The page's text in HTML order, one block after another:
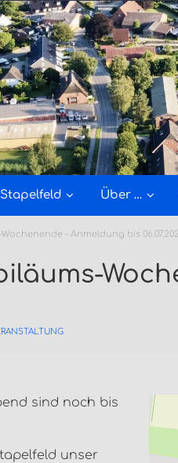
Über …
– Anmeldung bis
sind noch bis
unser